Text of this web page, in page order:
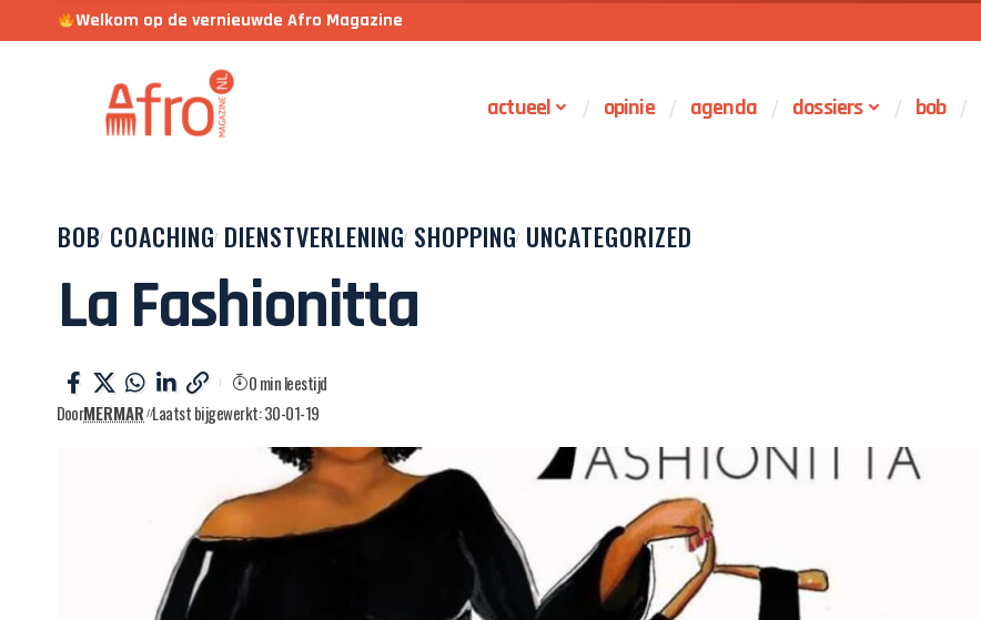
Welkom op de vernieuwde Afro Magazine
actueel opinie agenda dossiers bob
BOB COACHING DIENSTVERLENING SHOPPING UNCATEGORIZED
La Fashionitta
DoorMERMAR Laatst bijgewerkt: 30-01-19
0 min leestijd